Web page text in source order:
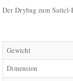
Der Drybag zum Sattel-
Gewicht
Dimension